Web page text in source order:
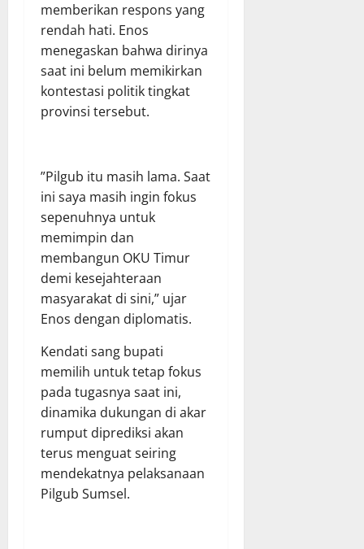
memberikan respons yang
rendah hati. Enos
menegaskan bahwa dirinya
saat ini belum memikirkan
kontestasi politik tingkat
provinsi tersebut.
​”Pilgub itu masih lama. Saat
ini saya masih ingin fokus
sepenuhnya untuk
memimpin dan
membangun OKU Timur
demi kesejahteraan
masyarakat di sini,” ujar
Enos dengan diplomatis.
​Kendati sang bupati
memilih untuk tetap fokus
pada tugasnya saat ini,
dinamika dukungan di akar
rumput diprediksi akan
terus menguat seiring
mendekatnya pelaksanaan
Pilgub Sumsel.